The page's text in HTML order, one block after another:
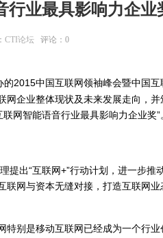
行业最具影响力企业
CTI论坛 评论： 0
2015中国互联网领袖峰会暨中国互
企业整体现状及未来发展走向，并
网智能语音行业最具影响力企业奖”
出“互联网+”行动计划，进一步推
网与资本无缝对接，打造互联网业
别是移动互联网已经成为一个行业